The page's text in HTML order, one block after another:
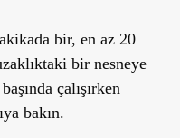
bir, en az 20
bir nesneye
çalışırken
bakın.